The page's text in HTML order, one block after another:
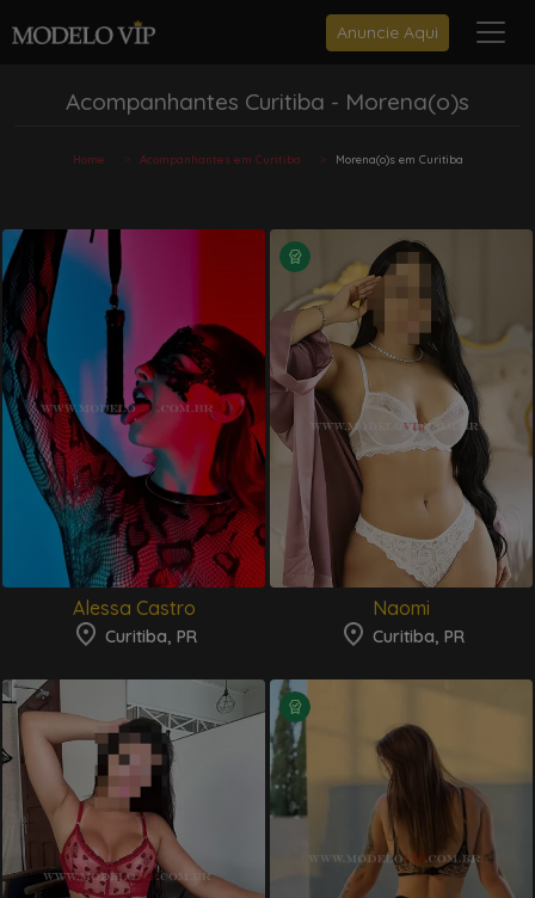
Anuncie Aqui
Acompanhantes Curitiba - Morena(o)s
Home Acompanhantes em Curitiba Morena(o)s em Curitiba
Alessa Castro
Curitiba, PR
Naomi
Curitiba, PR